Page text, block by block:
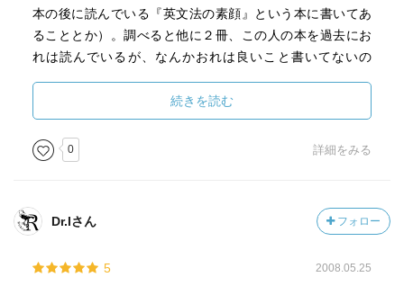
本の後に読んでいる『英文法の素顔』という本に書いてあ
ることとか）。調べると他に２冊、この人の本を過去にお
れは読んでいるが、なんかおれは良いこと書いてないの
か、内容はおれの興味に当てはまっているけど、どうもお
れはこの人が好きじゃないらしい。
何度も言うがこの人と相性が悪いだけで、英文法自体の
話は面白いと思っているので、今回も勉強したところや気
まず英語の歴史はゲルマン民族のアングル族、サクソン
族、ジュート族がブリテン島に移住しました、というとこ
のは説明されるが、そもそもアングルとかサクソンって
続きを読む
0 詳細をみる
Dr.Iさん フォロー
5 2008.05.25